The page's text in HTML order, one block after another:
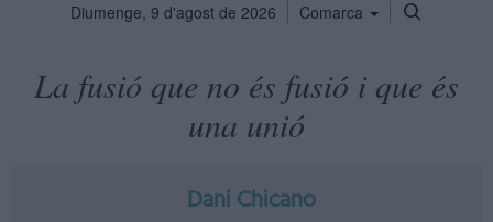
Diumenge, 9 d'agost de 2026 Comarca
La fusió que no és fusió i que és
una unió
Dani Chicano